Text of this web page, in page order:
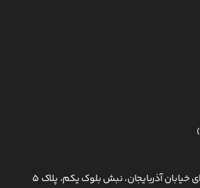
خیابان آذربایجان، نبش بلوک یکم، پلاک 5